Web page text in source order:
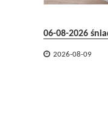
06-08-2026
 2026-08-09